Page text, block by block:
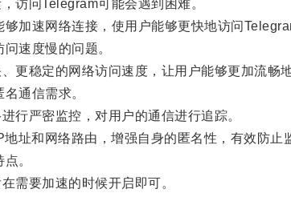
问Telegram可能会遇到困难。
速网络连接，使用户能够更快地访问
速度慢的问题。
稳定的网络访问速度，让用户能够更加流畅
通信需求。
严密监控，对用户的通信进行追踪。
和网络路由，增强自身的匿名性，有效防止
。
要加速的时候开启即可。